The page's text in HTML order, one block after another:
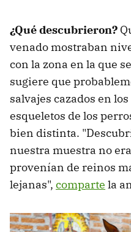
¿Qué descubrieron?
venado mostraban
con la zona en la que
sugiere que
salvajes cazados en
esqueletos de los
bien distinta.
nuestra muestra no
provenían de reinos
lejanas", comparte la